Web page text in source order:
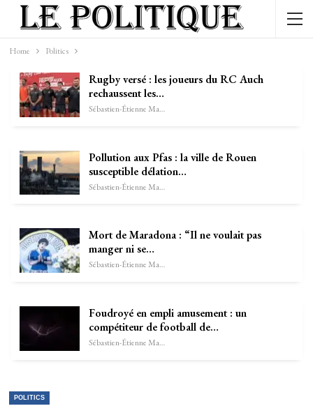
Home Politics
Rugby versé : les joueurs du RC Auch
rechaussent les…
Sébastien-Étienne Marechal
Pollution aux Pfas : la ville de Rouen
susceptible délation…
Sébastien-Étienne Marechal
Mort de Maradona : “Il ne voulait pas
manger ni se…
Sébastien-Étienne Marechal
Foudroyé en empli amusement : un
compétiteur de football de…
Sébastien-Étienne Marechal
POLITICS